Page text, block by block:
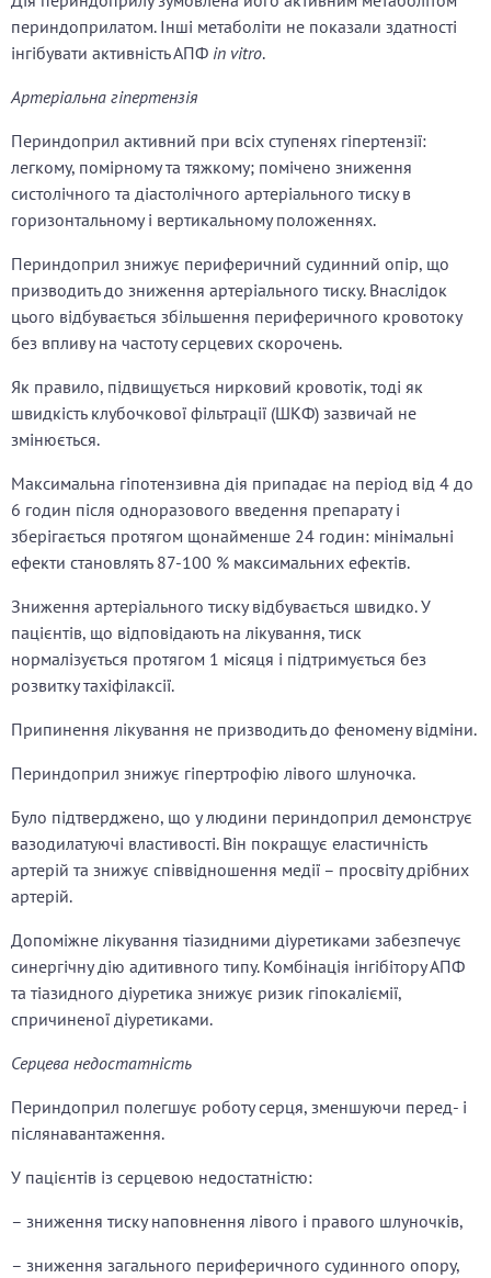
периндоприлатом. Інші метаболіти не показали здатності
інгібувати активність АПФ in vitro.
Артеріальна гіпертензія
Периндоприл активний при всіх ступенях гіпертензії:
легкому, помірному та тяжкому; помічено зниження
систолічного та діастолічного артеріального тиску в
горизонтальному і вертикальному положеннях.
Периндоприл знижує периферичний судинний опір, що
призводить до зниження артеріального тиску. Внаслідок
цього відбувається збільшення периферичного кровотоку
без впливу на частоту серцевих скорочень.
Як правило, підвищується нирковий кровотік, тоді як
швидкість клубочкової фільтрації (ШКФ) зазвичай не
змінюється.
Максимальна гіпотензивна дія припадає на період від 4 до
6 годин після одноразового введення препарату і
зберігається протягом щонайменше 24 годин: мінімальні
ефекти становлять 87-100 % максимальних ефектів.
Зниження артеріального тиску відбувається швидко. У
пацієнтів, що відповідають на лікування, тиск
нормалізується протягом 1 місяця і підтримується без
розвитку тахіфілаксії.
Припинення лікування не призводить до феномену відміни.
Периндоприл знижує гіпертрофію лівого шлуночка.
Було підтверджено, що у людини периндоприл демонструє
вазодилатуючі властивості. Він покращує еластичність
артерій та знижує співвідношення медії – просвіту дрібних
артерій.
Допоміжне лікування тіазидними діуретиками забезпечує
синергічну дію адитивного типу. Комбінація інгібітору АПФ
та тіазидного діуретика знижує ризик гіпокаліємії,
спричиненої діуретиками.
Серцева недостатність
Периндоприл полегшує роботу серця, зменшуючи перед- і
післянавантаження.
У пацієнтів із серцевою недостатністю:
– зниження тиску наповнення лівого і правого шлуночків,
– зниження загального периферичного судинного опору,